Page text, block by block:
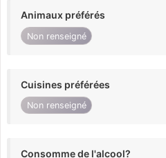
Animaux préférés
Non renseigné
Cuisines préférées
Non renseigné
Consomme de l'alcool?